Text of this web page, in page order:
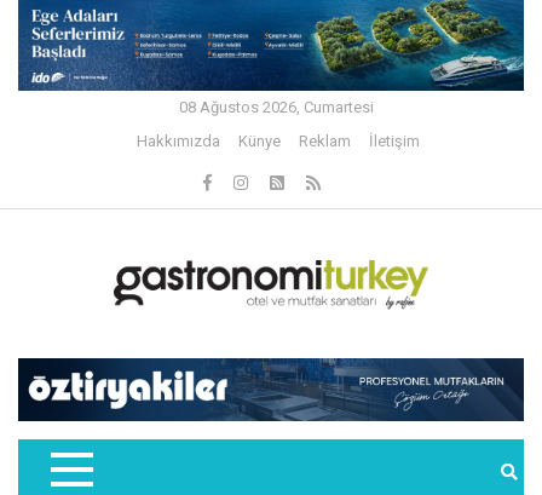
08 Ağustos 2026, Cumartesi
Hakkımızda
Künye Reklam İletişim